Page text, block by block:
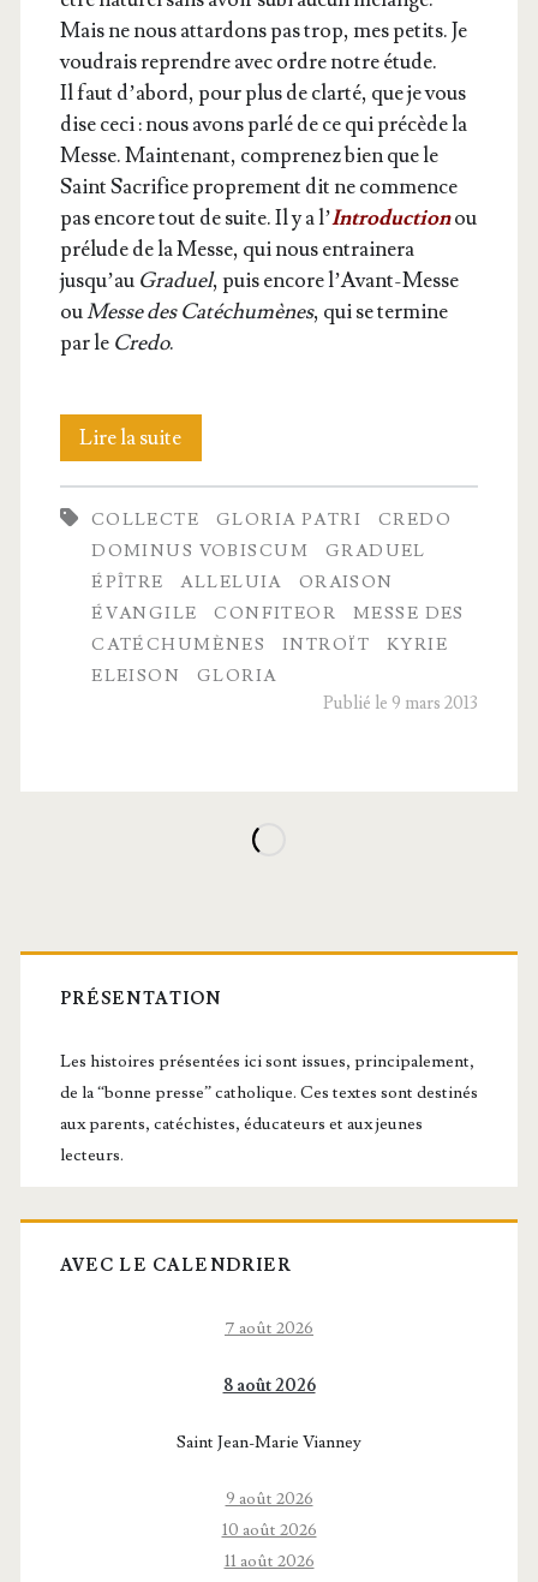
Mais ne nous attar­dons pas trop, mes petits. Je
vou­drais reprendre avec ordre notre étude.
Il faut d’abord, pour plus de clar­té, que je vous
dise ceci : nous avons par­lé de ce qui pré­cède la
Messe. Main­te­nant, com­pre­nez bien que le
Saint Sacri­fice pro­pre­ment dit ne com­mence
pas encore tout de suite. Il y a l’Intro­duc­tionou
pré­lude de la Messe, qui nous entrai­ne­ra
jusqu’au Gra­duel, puis encore l’Avant-Messe
ouMesse des Caté­chu­mènes, qui se ter­mine
par le Cre­do.
Lire la suitePré­
lude
de
la
Messe
et
COLLECTE GLORIA PATRI
CREDO
DOMINUS VOBISCUM
GRADUEL
ÉPÎTRE
ALLELUIA
ORAISON
ÉVANGILE
CONFITEOR
MESSE DES
CATÉCHUMÈNES
INTROÏT
KYRIE
ELEISON
GLORIA
Publié le 9 mars 2013
Barre
latérale
principale
PRÉSENTATION
Les histoires présentées ici sont issues, principalement,
de la “bonne presse” catholique. Ces textes sont destinés
aux parents, catéchistes, éducateurs et aux jeunes
lecteurs.
AVEC LE CALENDRIER
7 août 2026
8 août 2026
Saint Jean-Marie Vianney
9 août 2026
10 août 2026
11 août 2026